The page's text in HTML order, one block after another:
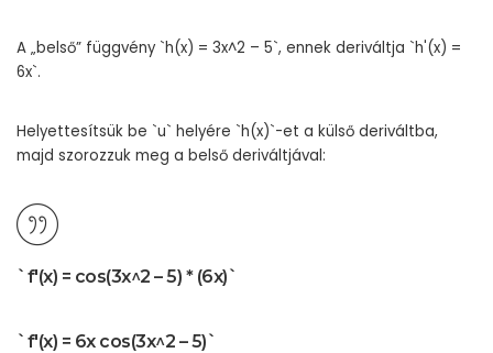
A „belső” függvény `h(x) = 3x^2 – 5`, ennek deriváltja `h'(x) =
6x`.
Helyettesítsük be `u` helyére `h(x)`-et a külső deriváltba,
majd szorozzuk meg a belső deriváltjával:
`f'(x) = cos(3x^2 – 5) * (6x)`
`f'(x) = 6x cos(3x^2 – 5)`